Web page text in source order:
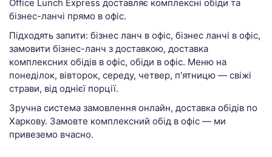
Office Lunch Express доставляє комплексні обіди та
бізнес-ланчі прямо в офіс.
Підходять запити: бізнес ланч в офіс, бізнес ланчі в офіс,
замовити бізнес-ланч з доставкою, доставка
комплексних обідів в офіс, обіди в офіс. Меню на
понеділок, вівторок, середу, четвер, п'ятницю — свіжі
страви, від однієї порції.
Зручна система замовлення онлайн, доставка обідів по
Харкову. Замовте комплексний обід в офіс — ми
привеземо вчасно.